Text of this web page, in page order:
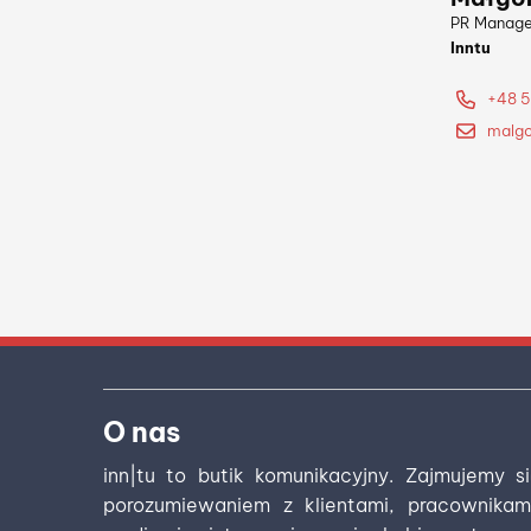
PR
Inntu
+48
Rzecznik
Eko Dolina
+48
PR
Inntu
+48
O nas
inn|tu to butik komunikacyjny. Zajmujemy
porozumiewaniem z klientami,